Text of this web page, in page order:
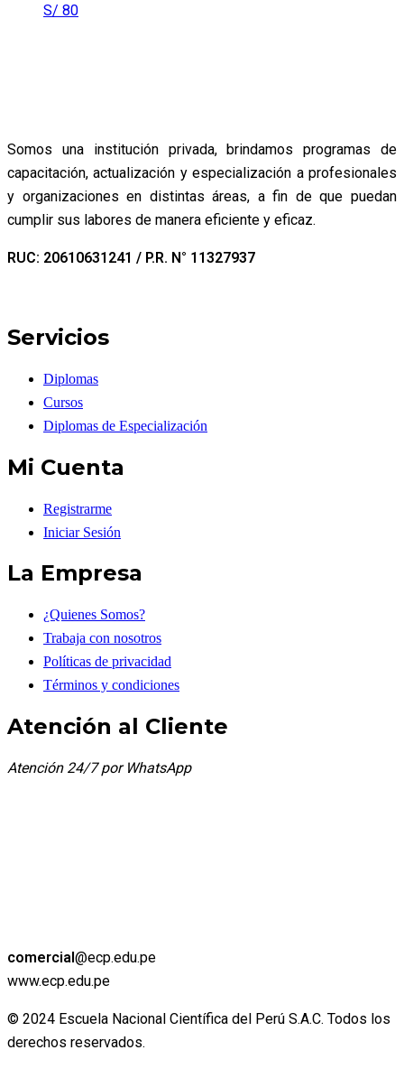
S/ 80
Somos una institución privada, brindamos programas de
capacitación, actualización y especialización a profesionales
y organizaciones en distintas áreas, a fin de que puedan
cumplir sus labores de manera eficiente y eficaz.
RUC: 20610631241 / P.R. N° 11327937
Servicios
Diplomas
Cursos
Diplomas de Especialización
Mi Cuenta
Registrarme
Iniciar Sesión
La Empresa
¿Quienes Somos?
Trabaja con nosotros
Políticas de privacidad
Términos y condiciones
Atención al Cliente
Atención 24/7 por WhatsApp
comercial @ecp.edu.pe
www.ecp.edu.pe
© 2024 Escuela Nacional Científica del Perú S.A.C. Todos los
derechos reservados.